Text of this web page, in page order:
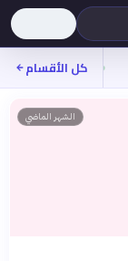
ناس روح
كل الأقسام
الشهر الماضي